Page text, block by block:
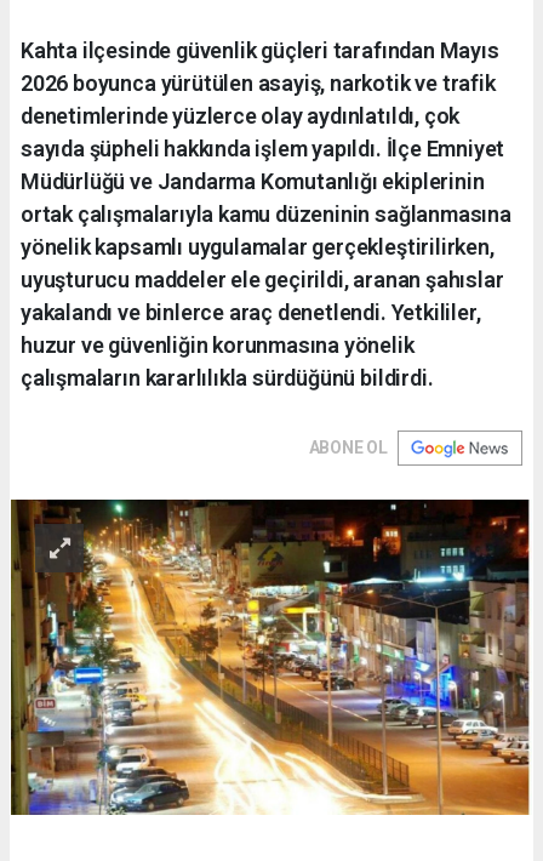
Kahta ilçesinde güvenlik güçleri tarafından Mayıs
2026 boyunca yürütülen asayiş, narkotik ve trafik
denetimlerinde yüzlerce olay aydınlatıldı, çok
sayıda şüpheli hakkında işlem yapıldı. İlçe Emniyet
Müdürlüğü ve Jandarma Komutanlığı ekiplerinin
ortak çalışmalarıyla kamu düzeninin sağlanmasına
yönelik kapsamlı uygulamalar gerçekleştirilirken,
uyuşturucu maddeler ele geçirildi, aranan şahıslar
yakalandı ve binlerce araç denetlendi. Yetkililer,
huzur ve güvenliğin korunmasına yönelik
çalışmaların kararlılıkla sürdüğünü bildirdi.
ABONE OL